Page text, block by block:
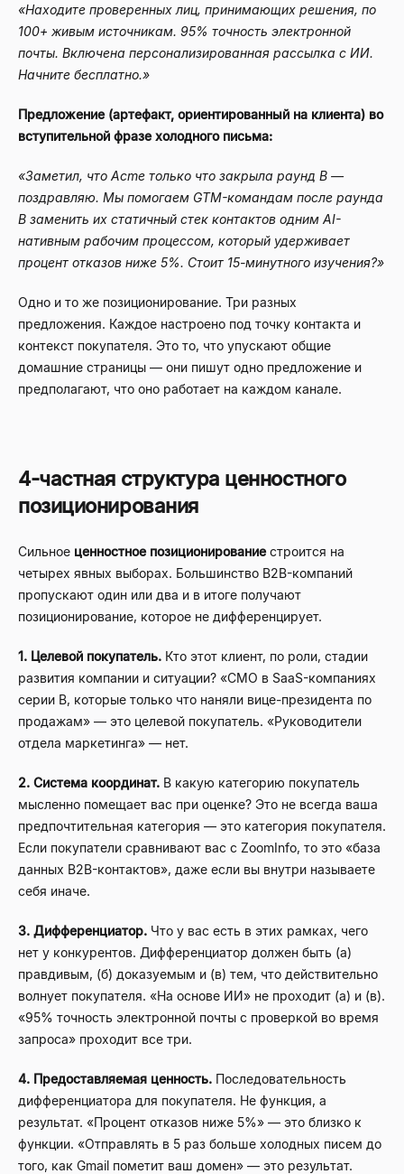
«Находите проверенных лиц, принимающих решения, по
100+ живым источникам. 95% точность электронной
почты. Включена персонализированная рассылка с ИИ.
Начните бесплатно.»
Предложение (артефакт, ориентированный на клиента) во
вступительной фразе холодного письма:
«Заметил, что Acme только что закрыла раунд B —
поздравляю. Мы помогаем GTM-командам после раунда
B заменить их статичный стек контактов одним AI-
нативным рабочим процессом, который удерживает
процент отказов ниже 5%. Стоит 15-минутного изучения?»
Одно и то же позиционирование. Три разных
предложения. Каждое настроено под точку контакта и
контекст покупателя. Это то, что упускают общие
домашние страницы — они пишут одно предложение и
предполагают, что оно работает на каждом канале.
4-частная структура ценностного
позиционирования
Сильное ценностное позиционированиестроится на
четырех явных выборах. Большинство B2B-компаний
пропускают один или два и в итоге получают
позиционирование, которое не дифференцирует.
1. Целевой покупатель. Кто этот клиент, по роли, стадии
развития компании и ситуации? «CMO в SaaS-компаниях
серии B, которые только что наняли вице-президента по
продажам» — это целевой покупатель. «Руководители
отдела маркетинга» — нет.
2. Система координат. В какую категорию покупатель
мысленно помещает вас при оценке? Это не всегда ваша
предпочтительная категория — это категория покупателя.
Если покупатели сравнивают вас с ZoomInfo, то это «база
данных B2B-контактов», даже если вы внутри называете
себя иначе.
3. Дифференциатор. Что у вас есть в этих рамках, чего
нет у конкурентов. Дифференциатор должен быть (а)
правдивым, (б) доказуемым и (в) тем, что действительно
волнует покупателя. «На основе ИИ» не проходит (а) и (в).
«95% точность электронной почты с проверкой во время
запроса» проходит все три.
4. Предоставляемая ценность. Последовательность
дифференциатора для покупателя. Не функция, а
результат. «Процент отказов ниже 5%» — это близко к
функции. «Отправлять в 5 раз больше холодных писем до
того, как Gmail пометит ваш домен» — это результат.